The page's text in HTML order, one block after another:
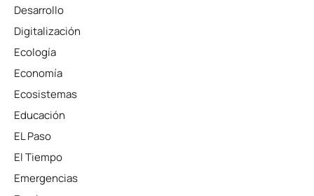
Desarrollo
Digitalización
Ecología
Economía
Ecosistemas
Educación
EL Paso
El Tiempo
Emergencias